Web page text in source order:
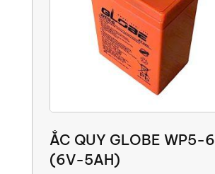
ẮC QUY GLOBE WP5-6
(6V-5AH)